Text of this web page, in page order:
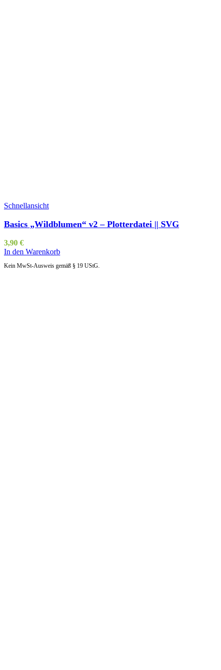
Schnellansicht
Basics „Wildblumen“ v2 – Plotterdatei || SVG
3,90 €
In den Warenkorb
Kein MwSt-Ausweis gemäß § 19 UStG.